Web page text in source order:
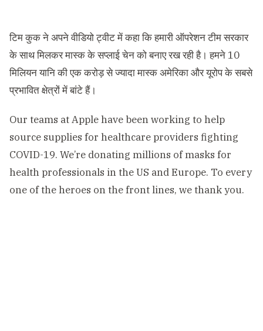
टिम कुक ने अपने वीडियो ट्वीट में कहा कि हमारी ऑपरेशन टीम सरकार
के साथ मिलकर मास्क के सप्लाई चेन को बनाए रख रही है। हमने 10
मिलियन यानि की एक करोड़ से ज्यादा मास्क अमेरिका और यूरोप के सबसे
प्रभावित क्षेत्रों में बांटे हैं।
Our teams at Apple have been working to help
source supplies for healthcare providers fighting
COVID-19. We’re donating millions of masks for
health professionals in the US and Europe. To every
one of the heroes on the front lines, we thank you.